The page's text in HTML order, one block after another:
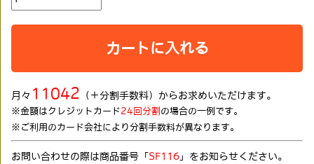
カートに入れる
月々 11042 （＋分割手数料）からお求めいただけます。
※金額はクレジットカード24回分割 の場合の一例です。
※ご利用のカード会社により分割手数料が異なります。
お問い合わせの際は商品番号「 SF116」をお知らせください。